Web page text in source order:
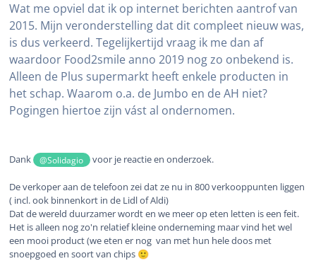
Wat me opviel dat ik op internet berichten aantrof van
2015. Mijn veronderstelling dat dit compleet nieuw was,
is dus verkeerd. Tegelijkertijd vraag ik me dan af
waardoor Food2smile anno 2019 nog zo onbekend is.
Alleen de Plus supermarkt heeft enkele producten in
het schap. Waarom o.a. de Jumbo en de AH niet?
Pogingen hiertoe zijn vást al ondernomen.
Dank @Solidagio voor je reactie en onderzoek.
De verkoper aan de telefoon zei dat ze nu in 800 verkooppunten liggen
( incl. ook binnenkort in de Lidl of Aldi)
Dat de wereld duurzamer wordt en we meer op eten letten is een feit.
Het is alleen nog zo'n relatief kleine onderneming maar vind het wel
een mooi product (we eten er nog van met hun hele doos met
snoepgoed en soort van chips 🙂